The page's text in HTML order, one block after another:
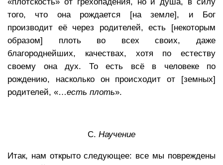
того, что она рождается [на земле], и Бог
производит её через родителей, есть [некоторым
образом] плоть во всех своих, даже
благороднейших, качествах, хотя по естеству
своему она дух. То есть всё в человеке по
рождению, насколько он происходит от [земных]
родителей, «…есть плоть».
C. Научение
Итак, нам открыто следующее: все мы повреждены